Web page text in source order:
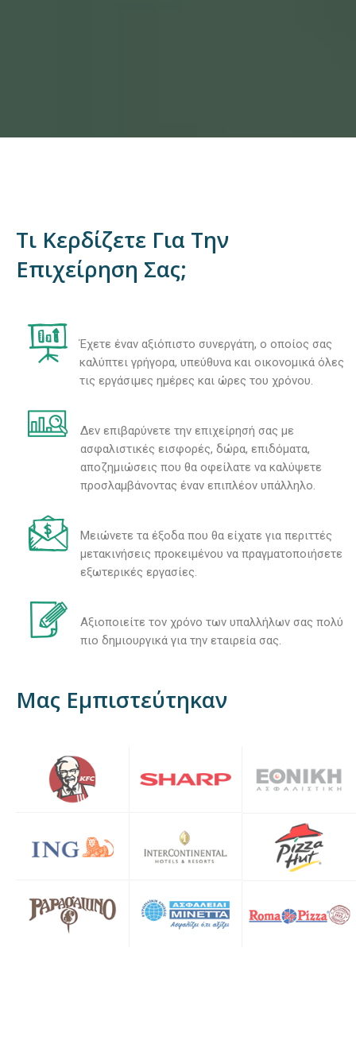
Τι Κερδίζετε Για Την
Επιχείρηση Σας;
Έχετε έναν αξιόπιστο συνεργάτη, ο οποίος σας
καλύπτει γρήγορα, υπεύθυνα και οικονομικά όλες
τις εργάσιμες ημέρες και ώρες του χρόνου.
Δεν επιβαρύνετε την επιχείρησή σας με
ασφαλιστικές εισφορές, δώρα, επιδόματα,
αποζημιώσεις που θα οφείλατε να καλύψετε
προσλαμβάνοντας έναν επιπλέον υπάλληλο.
Μειώνετε τα έξοδα που θα είχατε για περιττές
μετακινήσεις προκειμένου να πραγματοποιήσετε
εξωτερικές εργασίες.
Αξιοποιείτε τον χρόνο των υπαλλήλων σας πολύ
πιο δημιουργικά για την εταιρεία σας.
Μας Εμπιστεύτηκαν